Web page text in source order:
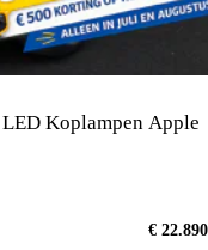
Koplampen Apple
€ 22.890